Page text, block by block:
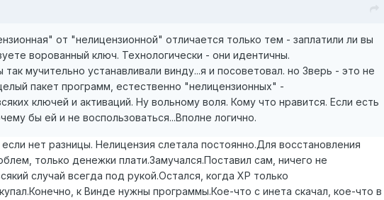
от "нелицензионной" отличается только тем - заплатили ли вы
ворованный ключ. Технологически - они идентичны.
мучительно устанавливали винду...я и посоветовал. но Зверь - это не
пакет программ, естественно "нелицензионных" -
ключей и активаций. Ну вольному воля. Кому что нравится. Если есть
бы ей и не воспользоваться...Вполне логично.
нет разницы. Нелицензия слетала постоянно.Для восстановления
только денежки плати.Замучался.Поставил сам, ничего не
случай всегда под рукой.Остался, когда ХР только
к Винде нужны программы.Кое-что с инета скачал, кое-что в